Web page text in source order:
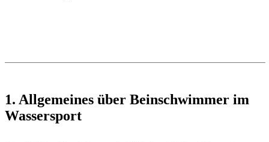
1. Allgemeines über Beinschwimmer im
Wassersport